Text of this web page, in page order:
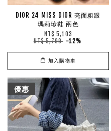
DIOR 24 MISS DIOR 亮面粗跟
瑪莉珍鞋 兩色
NT$ 5,103
NT$ 5,799 -12%
加入購物車
優惠